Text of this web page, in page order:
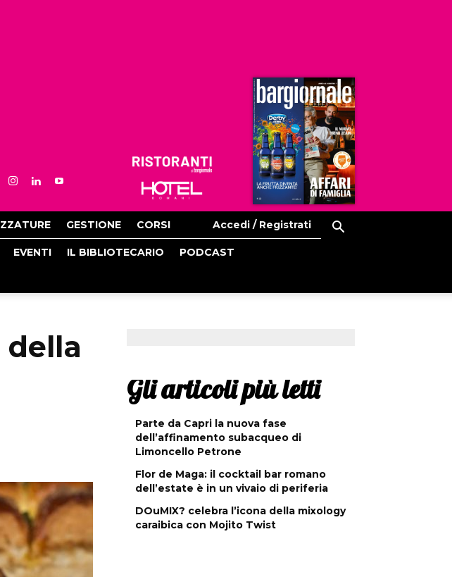
Ristoranti
Hoteldomani
GESTIONE CORSI Accedi / Registrati
EVENTI IL BIBLIOTECARIO PODCAST
della
Gli articoli più letti
Parte da Capri la nuova fase
dell’affinamento subacqueo di
Limoncello Petrone
Flor de Maga: il cocktail bar romano
dell’estate è in un vivaio di periferia
DOuMIX? celebra l’icona della mixology
caraibica con Mojito Twist